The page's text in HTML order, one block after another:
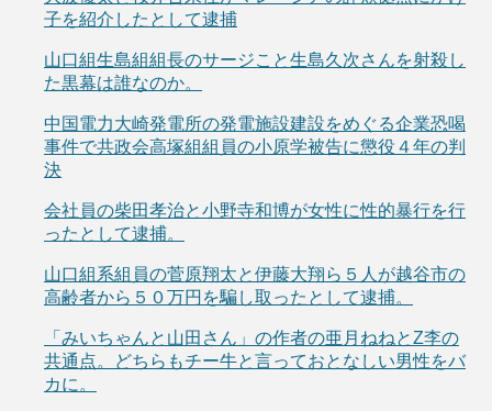
子を紹介したとして逮捕
山口組生島組組長のサージこと生島久次さんを射殺し
た黒幕は誰なのか。
中国電力大崎発電所の発電施設建設をめぐる企業恐喝
事件で共政会高塚組組員の小原学被告に懲役４年の判
決
会社員の柴田孝治と小野寺和博が女性に性的暴行を行
ったとして逮捕。
山口組系組員の菅原翔太と伊藤大翔ら５人が越谷市の
高齢者から５０万円を騙し取ったとして逮捕。
「みいちゃんと山田さん」の作者の亜月ねねとZ李の
共通点。どちらもチー牛と言っておとなしい男性をバ
カに。